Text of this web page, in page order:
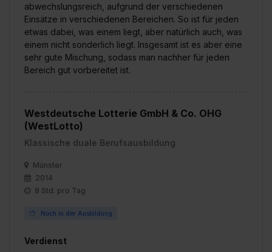
abwechslungsreich, aufgrund der verschiedenen
Einsätze in verschiedenen Bereichen. So ist für jeden
etwas dabei, was einem liegt, aber natürlich auch, was
einem nicht sonderlich liegt. Insgesamt ist es aber eine
sehr gute Mischung, sodass man nachher für jeden
Bereich gut vorbereitet ist.
Westdeutsche Lotterie GmbH & Co. OHG
(WestLotto)
Klassische duale Berufsausbildung
Münster
2014
8 Std. pro Tag
Noch in der Ausbildung
Verdienst